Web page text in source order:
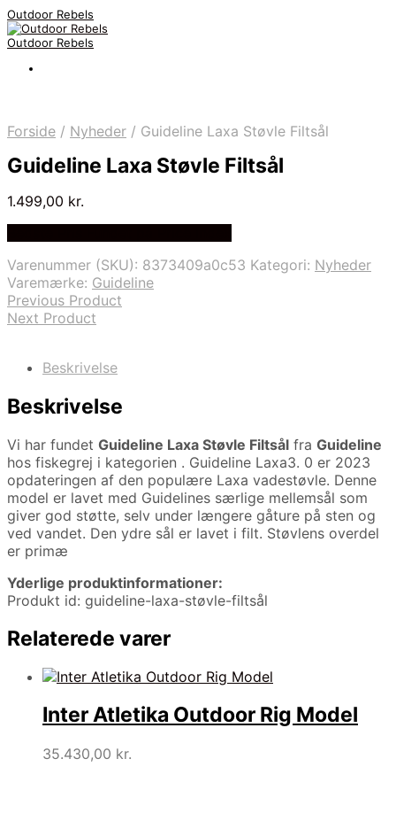
Outdoor Rebels
Outdoor Rebels
Forside / Nyheder / Guideline Laxa Støvle Filtsål
Guideline Laxa Støvle Filtsål
1.499,00 kr.
Varenummer (SKU): 8373409a0c53 Kategori: Nyheder
Varemærke: Guideline
Previous Product
Next Product
Beskrivelse
Beskrivelse
Vi har fundet Guideline Laxa Støvle Filtsål fra Guideline
hos fiskegrej i kategorien . Guideline Laxa3. 0 er 2023
opdateringen af den populære Laxa vadestøvle. Denne
model er lavet med Guidelines særlige mellemsål som
giver god støtte, selv under længere gåture på sten og
ved vandet. Den ydre sål er lavet i filt. Støvlens overdel
er primæ
Yderlige produktinformationer:
Produkt id: guideline-laxa-støvle-filtsål
Relaterede varer
Inter Atletika Outdoor Rig Model
35.430,00 kr.